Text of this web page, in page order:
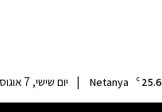
25.6
C
Netanya
| יום שישי, 7 אוגוסט, 2026